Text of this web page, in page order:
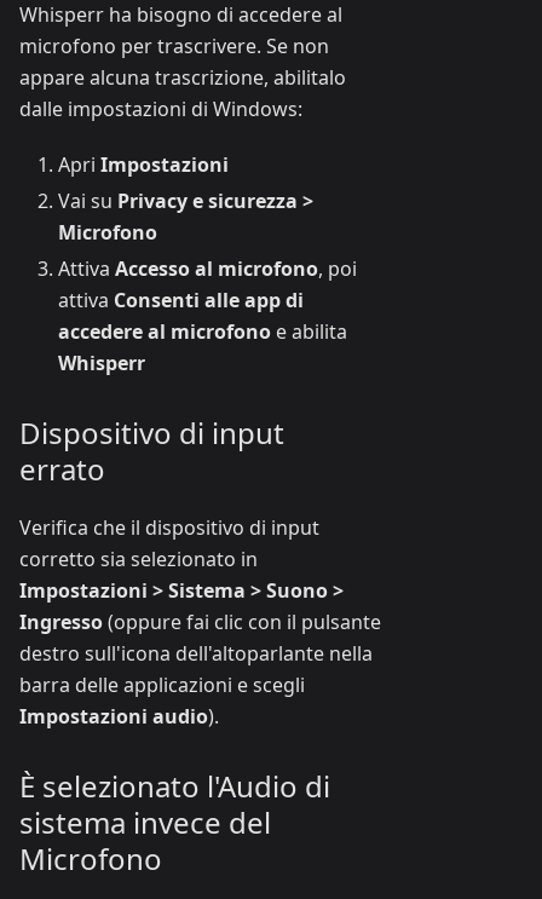
Whisperr ha bisogno di accedere al
microfono per trascrivere. Se non
appare alcuna trascrizione, abilitalo
dalle impostazioni di Windows:
Apri Impostazioni
Vai su Privacy e sicurezza >
Microfono
Attiva Accesso al microfono, poi
attiva Consenti alle app di
accedere al microfono e abilita
Whisperr
Dispositivo di input
errato
Verifica che il dispositivo di input
corretto sia selezionato in
Impostazioni > Sistema > Suono >
Ingresso(oppure fai clic con il pulsante
destro sull'icona dell'altoparlante nella
barra delle applicazioni e scegli
Impostazioni audio).
È selezionato l'Audio di
sistema invece del
Microfono